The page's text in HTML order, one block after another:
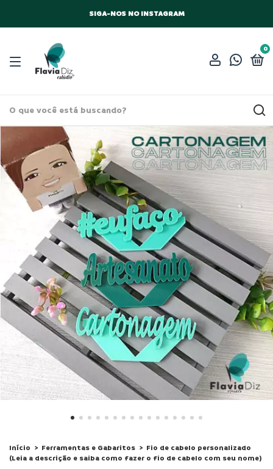
SIGA-NOS NO INSTAGRAM
0
Início > Ferramentas e Gabaritos > Fio de cabelo personalizado
(Leia a descrição e saiba como fazer o fio de cabelo com seu nome)